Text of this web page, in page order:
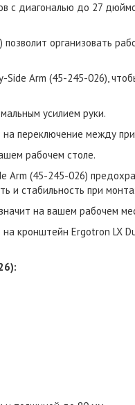
с диагональю до 27
организовать
Arm (45-245-026),
усилием руки.
на переключение между
рабочем столе.
(45-245-026)
и стабильность при
на вашем рабочем
кронштейн Ergotron LX